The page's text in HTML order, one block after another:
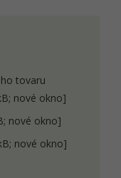
tovaru
nové okno]
nové okno]
nové okno]